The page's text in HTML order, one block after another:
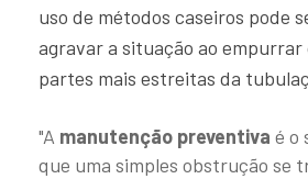
uso de métodos caseiros pode
agravar a situação ao
partes mais estreitas da
"A manutenção preventiva é o
que uma simples obstrução se